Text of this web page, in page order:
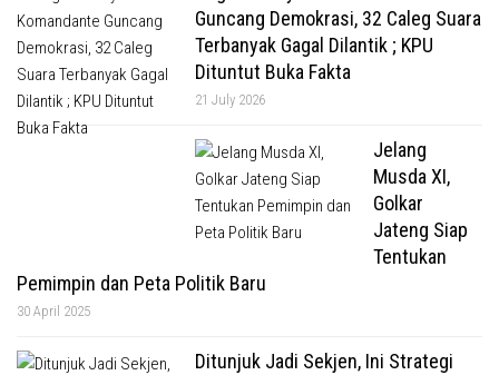
Guncang Demokrasi, 32 Caleg Suara
Terbanyak Gagal Dilantik ; KPU
Dituntut Buka Fakta
21 July 2026
Jelang
Musda XI,
Golkar
Jateng Siap
Tentukan
Pemimpin dan Peta Politik Baru
30 April 2025
Ditunjuk Jadi Sekjen, Ini Strategi